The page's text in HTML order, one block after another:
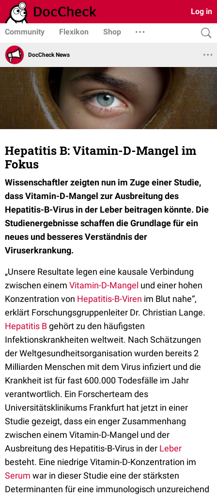
Log in
Community Flexikon Shop
DocCheck News
Hepatitis B: Vitamin-D-Mangel im
Fokus
Wissenschaftler zeigten nun im Zuge einer Studie,
dass Vitamin-D-Mangel zur Ausbreitung des
Hepatitis-B-Virus in der Leber beitragen könnte. Die
Studienergebnisse schaffen die Grundlage für ein
neues und besseres Verständnis der
Viruserkrankung.
„Unsere Resultate legen eine kausale Verbindung
zwischen einem Vitamin-D-Mangel und einer hohen
Konzentration von Hepatitis-B-Viren im Blut nahe“,
erklärt Forschungsgruppenleiter Dr. Christian Lange.
Hepatitis Bgehört zu den häufigsten
Infektionskrankheiten weltweit. Nach Schätzungen
der Weltgesundheitsorganisation wurden bereits 2
Milliarden Menschen mit dem Virus infiziert und die
Krankheit ist für fast 600.000 Todesfälle im Jahr
verantwortlich. Ein Forscherteam des
Universitätsklinikums Frankfurt hat jetzt in einer
Studie gezeigt, dass ein enger Zusammenhang
zwischen einem Vitamin-D-Mangel und der
Ausbreitung des Hepatitis-B-Virus in der Leber
besteht. Eine niedrige Vitamin-D-Konzentration im
Serum war in dieser Studie eine der stärksten
Determinanten für eine immunologisch unzureichend